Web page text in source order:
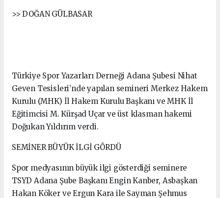
>> DOĞAN GÜLBASAR
Türkiye Spor Yazarları Derneği Adana Şubesi Nihat
Geven Tesisleri’nde yapılan semineri Merkez Hakem
Kurulu (MHK) İl Hakem Kurulu Başkanı ve MHK İl
Eğitimcisi M. Kürşad Uçar ve üst klasman hakemi
Doğukan Yıldırım verdi.
SEMİNER BÜYÜK İLGİ GÖRDÜ
Spor medyasının büyük ilgi gösterdiği seminere
TSYD Adana Şube Başkanı Engin Kanber, Asbaşkan
Hakan Köker ve Ergun Kara ile Sayman Şehmus